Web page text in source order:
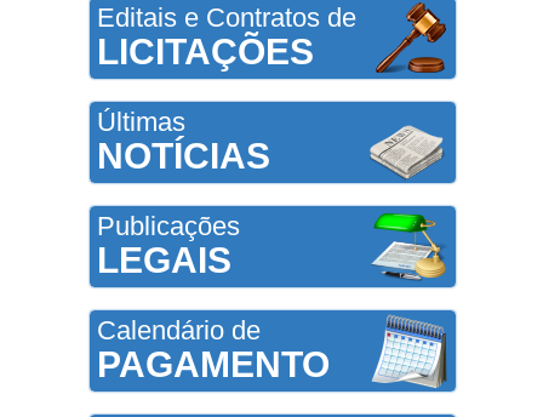
Editais e Contratos de
LICITAÇÕES
Últimas
NOTÍCIAS
Publicações
LEGAIS
Calendário de
PAGAMENTO